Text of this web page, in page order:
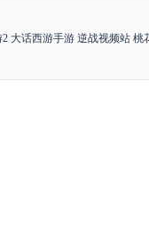
2 大话西游手游 逆战视频站 桃